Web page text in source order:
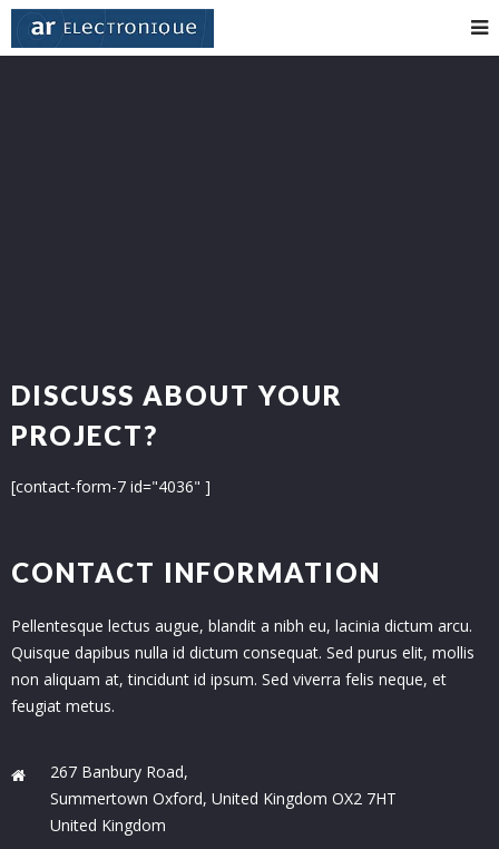
DISCUSS ABOUT YOUR
PROJECT?
[contact-form-7 id="4036" ]
CONTACT INFORMATION
Pellentesque lectus augue, blandit a nibh eu, lacinia dictum arcu.
Quisque dapibus nulla id dictum consequat. Sed purus elit, mollis
non aliquam at, tincidunt id ipsum. Sed viverra felis neque, et
feugiat metus.
267 Banbury Road,
Summertown Oxford, United Kingdom OX2 7HT
United Kingdom